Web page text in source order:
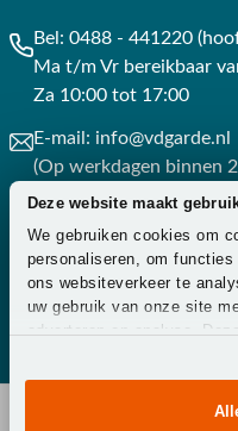
Deze website maakt
We gebruiken cookies om
personaliseren, om
ons websiteverkeer te
uw gebruik van onze site
adverteren en analyse.
combineren met andere
of die ze hebben
Bel: 0488 - 441220
Ma t/m Vr bereikbaar
Za 10:00 tot 17:00
E-mail: info@vdgarde.nl
(Op werkdagen binnen
Whatsapp: 0488441220
(Op werkdagen binnen